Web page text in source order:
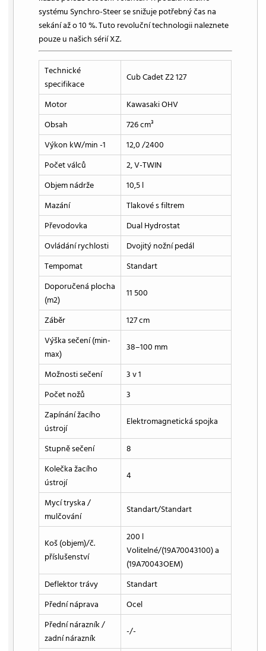
systému Synchro-Steer se snižuje potřebný čas na
sekání až o 10 %. Tuto revoluční technologii naleznete
pouze u našich sérií XZ.
Technické
specifikace
Cub Cadet Z2 127
Motor
Kawasaki OHV
Obsah
726 cm³
Výkon kW/min -1
12,0 /2400
Počet válců
2, V-TWIN
Objem nádrže
10,5 l
Mazání
Tlakové s filtrem
Převodovka
Dual Hydrostat
Ovládání rychlosti
Dvojitý nožní pedál
Tempomat
Standart
Doporučená plocha
(m2)
11 500
Záběr
127 cm
Výška sečení (min-
max)
38–100 mm
Možnosti sečení
3 v 1
Počet nožů
3
Zapínání žacího
ústrojí
Elektromagnetická spojka
Stupně sečení
8
Kolečka žacího
ústrojí
4
Mycí tryska /
mulčování
Standart/Standart
Koš (objem)/č.
příslušenství
200 l
Volitelné/(19A70043100) a
(19A70043OEM)
Deflektor trávy
Standart
Přední náprava
Ocel
Přední nárazník /
zadní nárazník
-/-